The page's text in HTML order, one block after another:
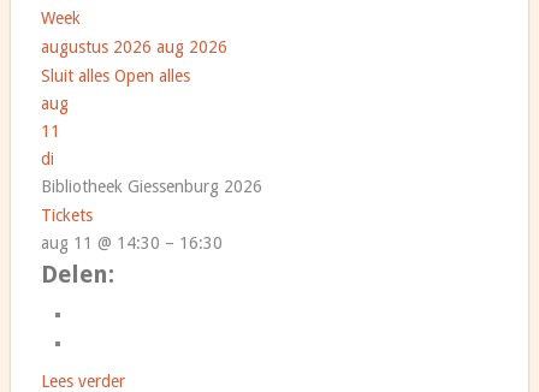
Week
augustus 2026 aug 2026
Sluit alles Open alles
aug
11
di
Bibliotheek Giessenburg 2026
Tickets
aug 11 @ 14:30 – 16:30
Delen:
Lees verder